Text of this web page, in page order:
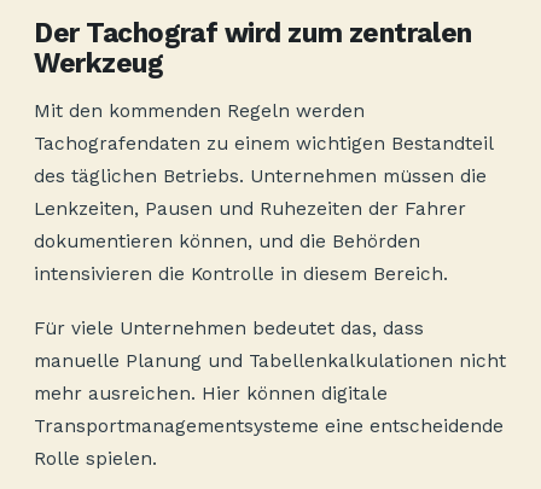
Der Tachograf wird zum zentralen
Werkzeug
Mit den kommenden Regeln werden
Tachografendaten zu einem wichtigen Bestandteil
des täglichen Betriebs. Unternehmen müssen die
Lenkzeiten, Pausen und Ruhezeiten der Fahrer
dokumentieren können, und die Behörden
intensivieren die Kontrolle in diesem Bereich.
Für viele Unternehmen bedeutet das, dass
manuelle Planung und Tabellenkalkulationen nicht
mehr ausreichen. Hier können digitale
Transportmanagementsysteme eine entscheidende
Rolle spielen.